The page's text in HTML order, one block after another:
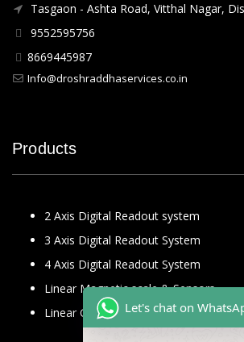
Tasgaon - Ashta Road, Vitthal Nagar,
9552595756
8669445987
Info@droshraddhaservices.co.in
Products
2 Axis Digital Readout system
3 Axis Digital Readout System
4 Axis Digital Readout System
Linear Magnetic scale & Sensors
Linear Glass ScaleLet's chat on